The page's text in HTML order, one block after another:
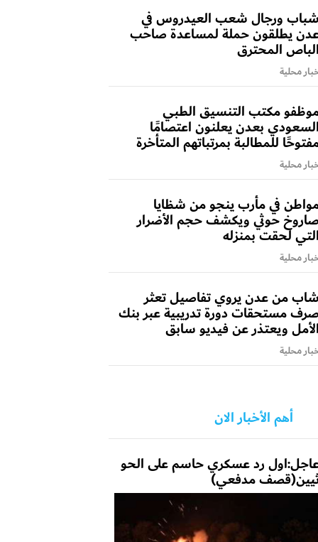
شباب ورجال شعب العيدروس في
يطلقون حملة لمساعدة صاحب
الباص المحترق
محلية
مكتب التنسيق الطبي
السعودي بعدن يعلنون اعتصامًا
للمطالبة بمرتباتهم المتأخرة
محلية
في مأرب ينجو من شظايا
صاروخ حوثي ويكشف حجم الأضرار
التي لحقت بمنزله
محلية
شاب من عدن يروي تفاصيل تعثر
صرف مستحقات دورة تدريبية عبر بنك
الأمل ويعتذر عن فيديو سابق
محلية
أهم الأخبار الان
رد عسكري حاسم على الحو
مدفعي)